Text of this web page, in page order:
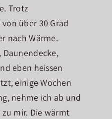
Trotz
über 30 Grad
nach Wärme.
eben heissen
einige Wochen
nehme ich ab und
mir. Die wärmt